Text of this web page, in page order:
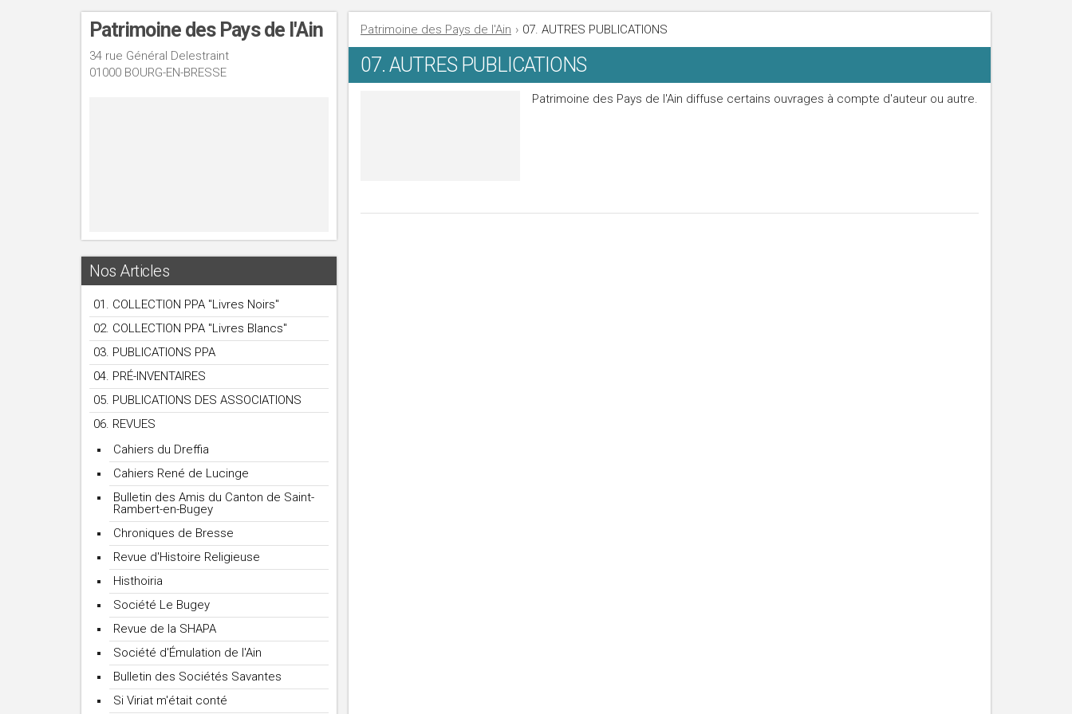
Patrimoine des Pays de l'Ain
34 rue Général Delestraint
01000 BOURG-EN-BRESSE
Nos Articles
01. COLLECTION PPA "Livres Noirs"
02. COLLECTION PPA "Livres Blancs"
03. PUBLICATIONS PPA
04. PRÉ-INVENTAIRES
05. PUBLICATIONS DES ASSOCIATIONS
06. REVUES
Cahiers du Dreffia
Cahiers René de Lucinge
Bulletin des Amis du Canton de Saint-
Rambert-en-Bugey
Chroniques de Bresse
Revue d'Histoire Religieuse
Histhoiria
Société Le Bugey
Revue de la SHAPA
Société d'Émulation de l'Ain
Bulletin des Sociétés Savantes
Si Viriat m'était conté
Patrimoine des Pays de l'Ain › 07. AUTRES PUBLICATIONS
07. AUTRES PUBLICATIONS
Patrimoine des Pays de l'Ain diffuse certains ouvrages à compte d'auteur ou autre.